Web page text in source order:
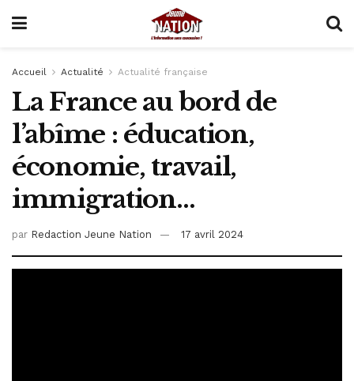
Accueil Actualité Actualité française
La France au bord de
l’abîme : éducation,
économie, travail,
immigration…
par Redaction Jeune Nation 17 avril 2024